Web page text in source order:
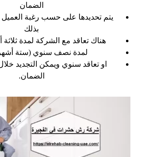
الضمان
يتم تحديدها على حسب رغبة
بذلك
هناك تعاقد مع الشركة لمدة ثلاثة
لمدة نصف سنوي (ستة
او تعاقد سنوي ويمكن التجديد
الضمان.